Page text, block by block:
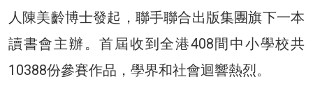
人陳美齡博士發起，聯手聯合出版集團旗下一本
讀書會主辦。首屆收到全港408間中小學校共
10388份參賽作品，學界和社會迴響熱烈。